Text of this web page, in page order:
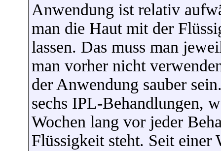
Anwendung ist relativ
man die Haut mit der
lassen. Das muss man
man vorher nicht
der Anwendung sauber
sechs IPL-Behandlungen,
Wochen lang vor jeder
Flüssigkeit steht. Seit einer